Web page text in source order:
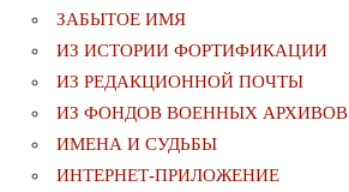
ЗАБЫТОЕ ИМЯ
ИЗ ИСТОРИИ ФОРТИФИКАЦИИ
ИЗ РЕДАКЦИОННОЙ ПОЧТЫ
ИЗ ФОНДОВ ВОЕННЫХ АРХИВОВ
ИМЕНА И СУДЬБЫ
ИНТЕРНЕТ-ПРИЛОЖЕНИЕ